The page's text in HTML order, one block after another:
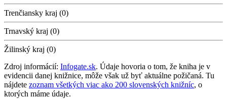
Trenčiansky kraj (0)
Trnavský kraj (0)
Žilinský kraj (0)
Zdroj informácií: Infogate.sk. Údaje hovoria o tom, že kniha je v
evidencii danej knižnice, môže však už byť aktuálne požičaná. Tu
nájdete zoznam všetkých viac ako 200 slovenských knižníc, o
ktorých máme údaje.